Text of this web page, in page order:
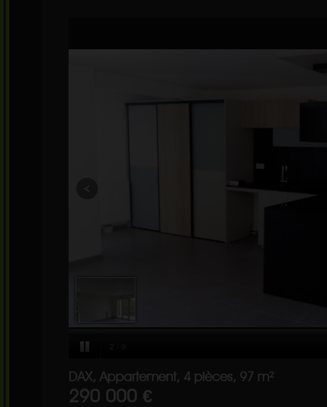
DAX, Appartement, 4 pièces, 97 m²
290 000 €